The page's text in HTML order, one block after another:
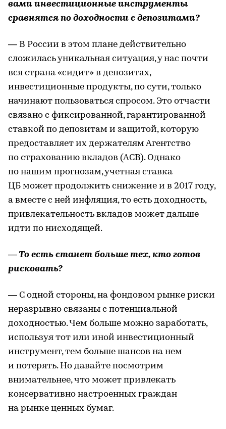
вами инвестиционные инструменты
сравнятся по доходности с депозитами?
— В России в этом плане действительно
сложилась уникальная ситуация, у нас почти
вся страна «сидит» в депозитах,
инвестиционные продукты, по сути, только
начинают пользоваться спросом. Это отчасти
связано с фиксированной, гарантированной
ставкой по депозитам и защитой, которую
предоставляет их держателям Агентство
по страхованию вкладов (АСВ). Однако
по нашим прогнозам, учетная ставка
ЦБ может продолжить снижение и в 2017 году,
а вместе с ней инфляция, то есть доходность,
привлекательность вкладов может дальше
идти по нисходящей.
— То есть станет больше тех, кто готов
рисковать?
— С одной стороны, на фондовом рынке риски
неразрывно связаны с потенциальной
доходностью. Чем больше можно заработать,
используя тот или иной инвестиционный
инструмент, тем больше шансов на нем
и потерять. Но давайте посмотрим
внимательнее, что может привлекать
консервативно настроенных граждан
на рынке ценных бумаг.